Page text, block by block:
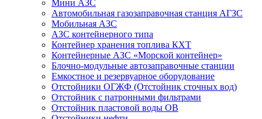
Мини АЗС
Автомобильная газозаправочная станция АГЗС
Мобильная АЗС
АЗС контейнерного типа
Контейнер хранения топлива КХТ
Контейнерные АЗС «Морской контейнер»
Блочно-модульные автозаправочные станции
Емкостное и резервуарное оборудование
Отстойники ОГЖФ (Отстойник сточных вод)
Отстойник с патронными фильтрами
Отстойник пластовой воды ОВ